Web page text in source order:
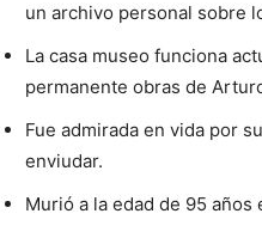
un archivo personal sobre
La casa museo funciona
permanente obras de
Fue admirada en vida por
enviudar.
Murió a la edad de 95